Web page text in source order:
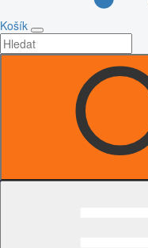
Košík